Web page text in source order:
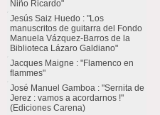
Niño Ricardo"
Jesús Saiz Huedo : "Los
manuscritos de guitarra del Fondo
Manuela Vázquez-Barros de la
Biblioteca Lázaro Galdiano"
Jacques Maigne : "Flamenco en
flammes"
José Manuel Gamboa : "Sernita de
Jerez : vamos a acordarnos !"
(Ediciones Carena)